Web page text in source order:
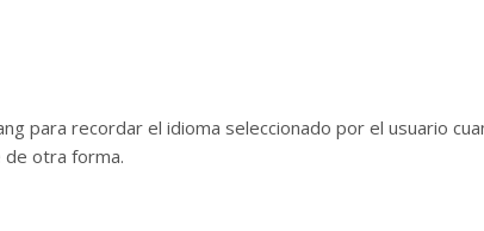
para recordar el idioma seleccionado por el usuario
de otra forma.